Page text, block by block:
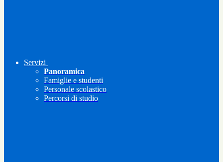
Servizi
Panoramica
Famiglie e studenti
Personale scolastico
Percorsi di studio